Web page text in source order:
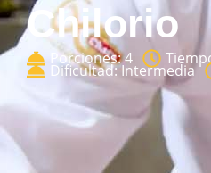
Chilorio
Porciones: 4
Dificultad: Intermedia